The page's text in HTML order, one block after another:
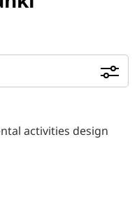
activities design